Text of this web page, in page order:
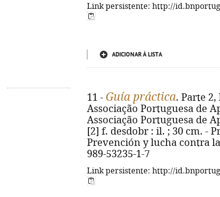
Link persistente: http://
ADICIONAR À LISTA
11 - Guía práctica. Parte 2,
Associação Portuguesa de
Associação Portuguesa de
[2] f. desdobr : il. ; 30 cm. -
Prevención y lucha contra
989-53235-1-7
Link persistente: http://